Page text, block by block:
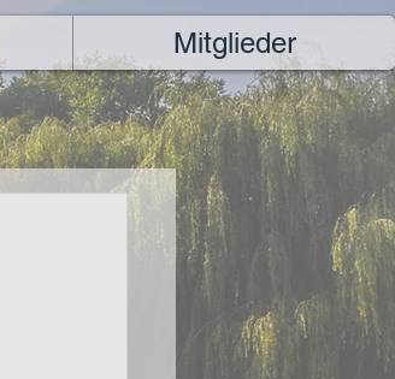
Mitglieder